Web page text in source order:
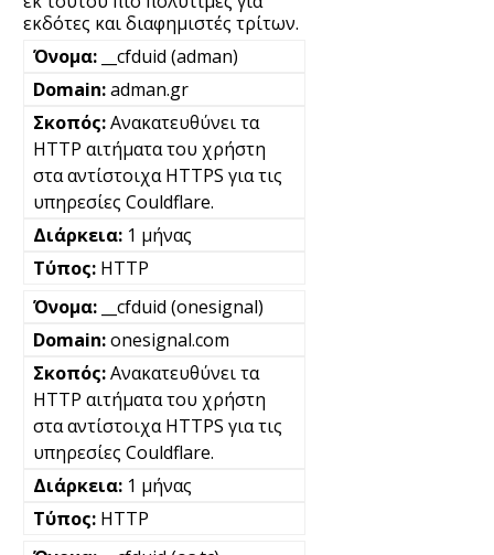
εκδότες και διαφημιστές τρίτων.
__cfduid (adman)
adman.gr
Ανακατευθύνει τα
HTTP αιτήματα του χρήστη
στα αντίστοιχα HTTPS για τις
υπηρεσίες Couldflare.
1 μήνας
HTTP
__cfduid (onesignal)
onesignal.com
Ανακατευθύνει τα
HTTP αιτήματα του χρήστη
στα αντίστοιχα HTTPS για τις
υπηρεσίες Couldflare.
1 μήνας
HTTP